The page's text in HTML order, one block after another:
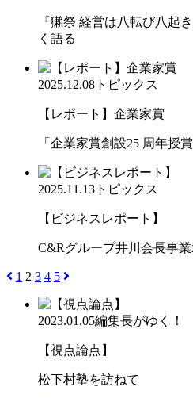
『獺祭 経営は八転び八起
く語る
2025.12.08 トピックス
【レポート】企業家賞
「企業家賞創設25 周年授
2025.11.13 トピックス
【ビジネスレポート】
C&Rグループ井川会長事
1 2 3 4 5
2023.01.05編集長がゆく！
【視点論点】
松下村塾を訪ねて